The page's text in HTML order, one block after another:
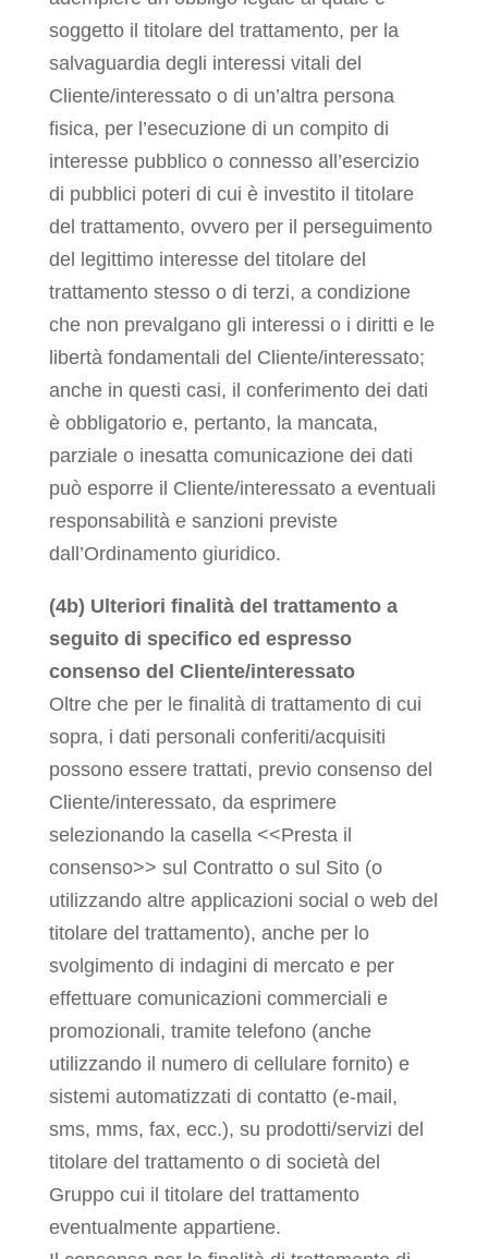
soggetto il titolare del trattamento, per la
salvaguardia degli interessi vitali del
Cliente/interessato o di un’altra persona
fisica, per l’esecuzione di un compito di
interesse pubblico o connesso all’esercizio
di pubblici poteri di cui è investito il titolare
del trattamento, ovvero per il perseguimento
del legittimo interesse del titolare del
trattamento stesso o di terzi, a condizione
che non prevalgano gli interessi o i diritti e le
libertà fondamentali del Cliente/interessato;
anche in questi casi, il conferimento dei dati
è obbligatorio e, pertanto, la mancata,
parziale o inesatta comunicazione dei dati
può esporre il Cliente/interessato a eventuali
responsabilità e sanzioni previste
dall’Ordinamento giuridico.
(4b) Ulteriori finalità del trattamento a
seguito di specifico ed espresso
consenso del Cliente/interessato
Oltre che per le finalità di trattamento di cui
sopra, i dati personali conferiti/acquisiti
possono essere trattati, previo consenso del
Cliente/interessato, da esprimere
selezionando la casella <<Presta il
consenso>> sul Contratto o sul Sito (o
utilizzando altre applicazioni social o web del
titolare del trattamento), anche per lo
svolgimento di indagini di mercato e per
effettuare comunicazioni commerciali e
promozionali, tramite telefono (anche
utilizzando il numero di cellulare fornito) e
sistemi automatizzati di contatto (e-mail,
sms, mms, fax, ecc.), su prodotti/servizi del
titolare del trattamento o di società del
Gruppo cui il titolare del trattamento
eventualmente appartiene.